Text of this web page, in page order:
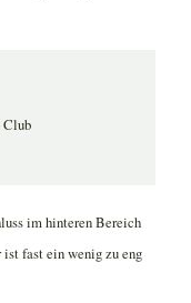
Club
im hinteren Bereich
fast ein wenig zu eng